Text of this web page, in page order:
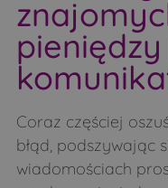
Coraz częściej
błąd, podszywając
wiadomościach